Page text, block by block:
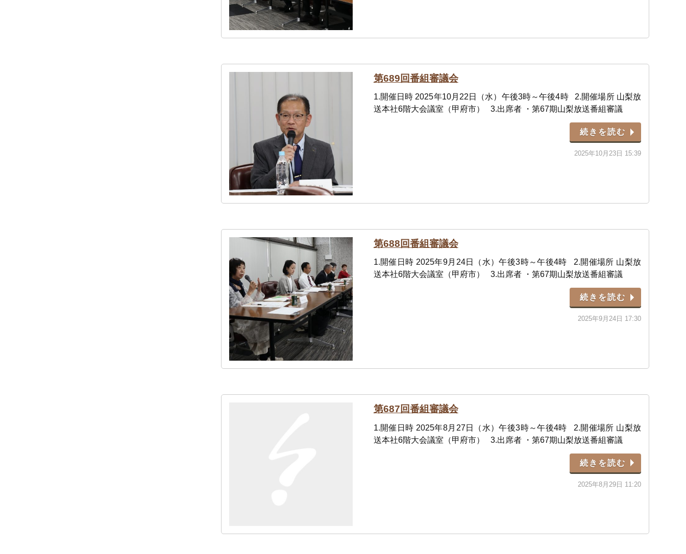
第689回番組審議会
1.開催日時 2025年10月22日（水）午後3時～午後4時 2.開催場所 山梨放
送本社6階大会議室（甲府市） 3.出席者 ・第67期山梨放送番組審議
続きを読む
2025年10月23日 15:39
第688回番組審議会
1.開催日時 2025年9月24日（水）午後3時～午後4時 2.開催場所 山梨放
送本社6階大会議室（甲府市） 3.出席者 ・第67期山梨放送番組審議
続きを読む
2025年9月24日 17:30
第687回番組審議会
1.開催日時 2025年8月27日（水）午後3時～午後4時 2.開催場所 山梨放
送本社6階大会議室（甲府市） 3.出席者 ・第67期山梨放送番組審議
続きを読む
2025年8月29日 11:20